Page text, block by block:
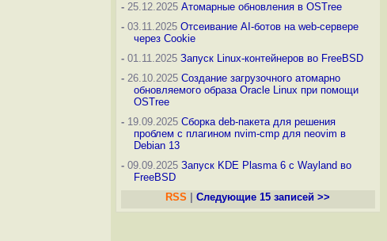
-25.12.2025 Атомарные обновления в OSTree
-03.11.2025 Отсеивание AI-ботов на web-сервере
через Cookie
-01.11.2025 Запуск Linux-контейнеров во FreeBSD
-26.10.2025 Создание загрузочного атомарно
обновляемого образа Oracle Linux при помощи
OSTree
-19.09.2025 Сборка deb-пакета для решения
проблем с плагином nvim-cmp для neovim в
Debian 13
-09.09.2025 Запуск KDE Plasma 6 с Wayland во
FreeBSD
RSS
Следующие 15 записей >>